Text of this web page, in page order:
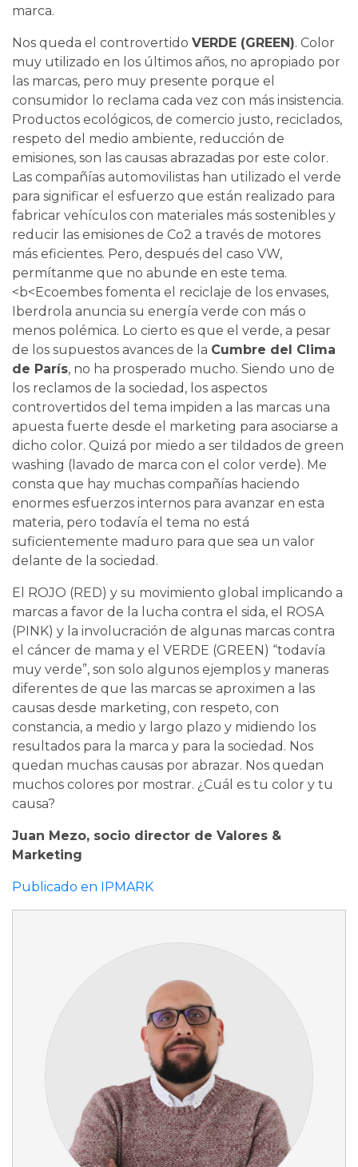
marca.
Nos queda el controvertido VERDE (GREEN). Color
muy utilizado en los últimos años, no apropiado por
las marcas, pero muy presente porque el
consumidor lo reclama cada vez con más insistencia.
Productos ecológicos, de comercio justo, reciclados,
respeto del medio ambiente, reducción de
emisiones, son las causas abrazadas por este color.
Las compañías automovilistas han utilizado el verde
para significar el esfuerzo que están realizado para
fabricar vehículos con materiales más sostenibles y
reducir las emisiones de Co2 a través de motores
más eficientes. Pero, después del caso VW,
permítanme que no abunde en este tema.
<b<Ecoembes fomenta el reciclaje de los envases,
Iberdrola anuncia su energía verde con más o
menos polémica. Lo cierto es que el verde, a pesar
de los supuestos avances de la Cumbre del Clima
de París, no ha prosperado mucho. Siendo uno de
los reclamos de la sociedad, los aspectos
controvertidos del tema impiden a las marcas una
apuesta fuerte desde el marketing para asociarse a
dicho color. Quizá por miedo a ser tildados de green
washing (lavado de marca con el color verde). Me
consta que hay muchas compañías haciendo
enormes esfuerzos internos para avanzar en esta
materia, pero todavía el tema no está
suficientemente maduro para que sea un valor
delante de la sociedad.
El ROJO (RED) y su movimiento global implicando a
marcas a favor de la lucha contra el sida, el ROSA
(PINK) y la involucración de algunas marcas contra
el cáncer de mama y el VERDE (GREEN) “todavía
muy verde”, son solo algunos ejemplos y maneras
diferentes de que las marcas se aproximen a las
causas desde marketing, con respeto, con
constancia, a medio y largo plazo y midiendo los
resultados para la marca y para la sociedad. Nos
quedan muchas causas por abrazar. Nos quedan
muchos colores por mostrar. ¿Cuál es tu color y tu
causa?
Juan Mezo, socio director de Valores &
Marketing
Publicado en IPMARK